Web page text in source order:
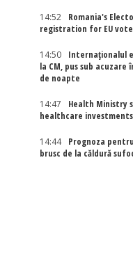
14:52
Romania's
registration for EU
14:50
Internaţionalul
la CM, pus sub
de noapte
14:47
Health Ministry
healthcare investments
14:44
Prognoza
brusc de la căldură